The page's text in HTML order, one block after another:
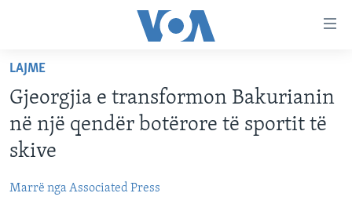
faqen
kryesore
Kalo
tek
faqja
Kalo
KATEGORITË
AMERIKA
EVROPA
DITARI
Learning English
LAJME
Gjeorgjia e transformon Bakurianin
në një qendër botërore të sportit të
skive
Marrë nga Associated Press